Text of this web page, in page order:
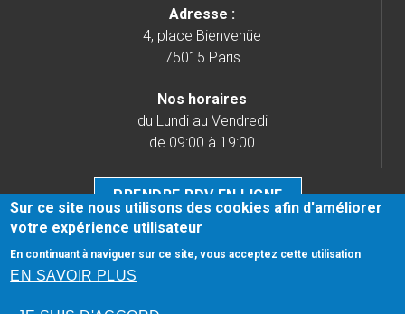
Adresse :
4, place Bienvenüe
75015 Paris
Nos horaires
du Lundi au Vendredi
de 09:00 à 19:00
PRENDRE RDV EN LIGNE
Tél.01 76 21 98 98
Honoraires -Mentions légales
Sur ce site nous utilisons des cookies afin d'améliorer
votre expérience utilisateur
En continuant à naviguer sur ce site, vous acceptez cette utilisation
EN SAVOIR PLUS